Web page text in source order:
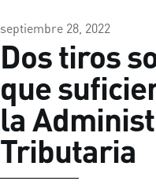
CONTACTO
septiembre 28, 2022
Dos tiros
que
la
Tributaria